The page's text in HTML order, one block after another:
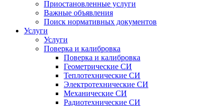
Приостановленные услуги
Важные объявления
Поиск нормативных документов
Услуги
Услуги
Поверка и калибровка
Поверка и калибровка
Геометрические СИ
Теплотехнические СИ
Электротехнические СИ
Механические СИ
Радиотехнические СИ